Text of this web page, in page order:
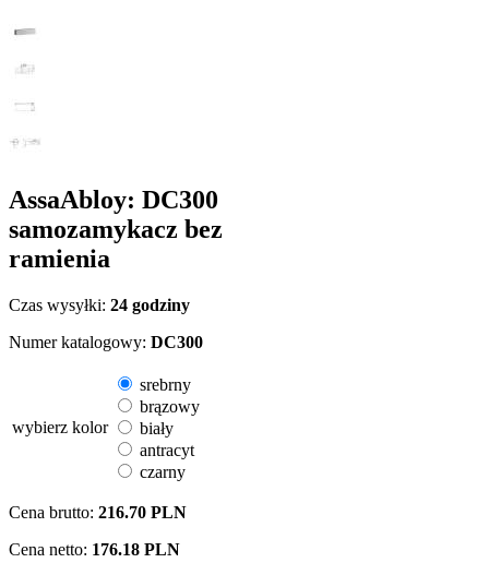
AssaAbloy: DC300
samozamykacz bez
ramienia
Czas wysyłki: 24 godziny
Numer katalogowy: DC300
wybierz kolor
srebrny
brązowy
biały
antracyt
czarny
Cena brutto: 216.70 PLN
Cena netto: 176.18 PLN